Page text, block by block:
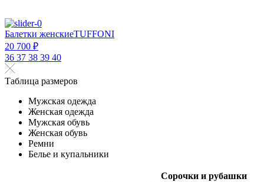
Балетки женскиеTUFFONI
20 700 ₽
36 37 38 39 40
Таблица размеров
Мужская одежда
Женская одежда
Мужская обувь
Женская обувь
Ремни
Белье и купальники
Сорочки и рубашки